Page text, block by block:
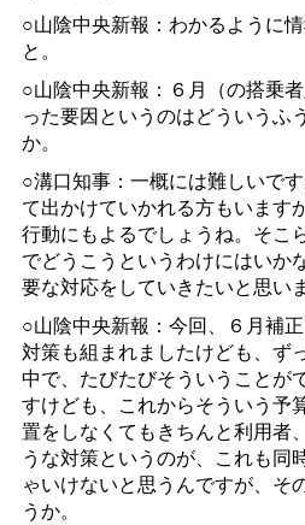
○山陰中央新報：わかるように
と。
○山陰中央新報：６月（の搭乗
った要因というのはどういうふ
か。
○溝口知事：一概には難しいで
て出かけていかれる方もいます
行動にもよるでしょうね。そこ
でどうこうというわけにはいか
要な対応をしていきたいと思いま
○山陰中央新報：今回、６月補
対策も組まれましたけども、ず
中で、たびたびそういうことが
すけども、これからそういう予
置をしなくてもきちんと利用者
うな対策というのが、これも同
ゃいけないと思うんですが、そ
うか。